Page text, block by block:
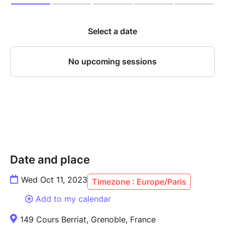
Date and place
Wed Oct 11, 2023 Timezone : Europe/Paris
Add to my calendar
149 Cours Berriat, Grenoble, France